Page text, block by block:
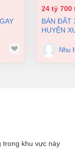
24 tỷ 700
BÁN ĐẤT XÃ XUÂN HIỆP
HUYỆN
24,7 TỶNhu
trong khu vực này